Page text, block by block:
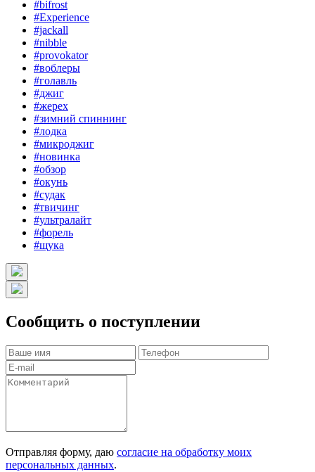
#bifrost
#Experience
#jackall
#nibble
#provokator
#воблеры
#голавль
#джиг
#жерех
#зимний спиннинг
#лодка
#микроджиг
#новинка
#обзор
#окунь
#судак
#твичинг
#ультралайт
#форель
#щука
Сообщить о поступлении
Отправляя форму, даю согласие на обработку моих
персональных данных.